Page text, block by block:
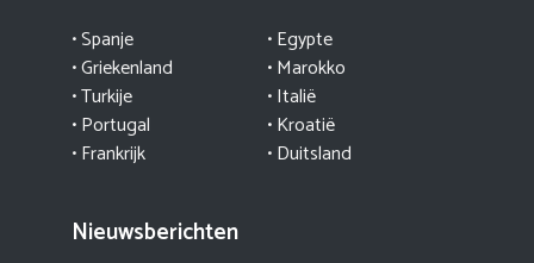
• Spanje
• Griekenland
• Turkije
•Portugal
• Frankrijk
• Egypte
•Marokko
• Italië
•Kroatië
• Duitsland
Nieuwsberichten